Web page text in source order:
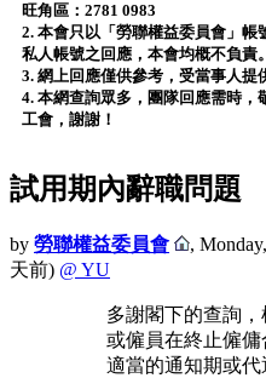
旺角區：2781 0983
2. 本會只以「勞聯權益委員會」
私人帳號之回應，本會均概不負責。
3. 網上回應僅供參考，受當事人提
4. 本網查詢眾多，團隊回應需時
工會，謝謝！
試用期內辭職問題
by 勞聯權益委員會 ,
天前) @ YU
多謝閣下的查詢
或僱員在終止僱
適當的通知期或